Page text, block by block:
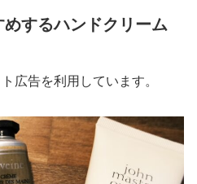
めするハンドクリーム
広告を利用しています。